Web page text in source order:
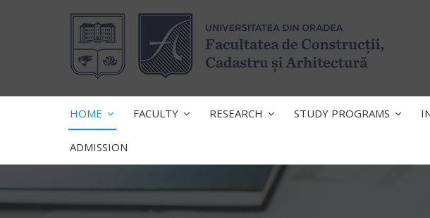
HOME FACULTY RESEARCH STUDY PROGRAMS
ADMISSION